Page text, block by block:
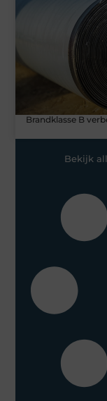
Brandklasse B
Bekijk